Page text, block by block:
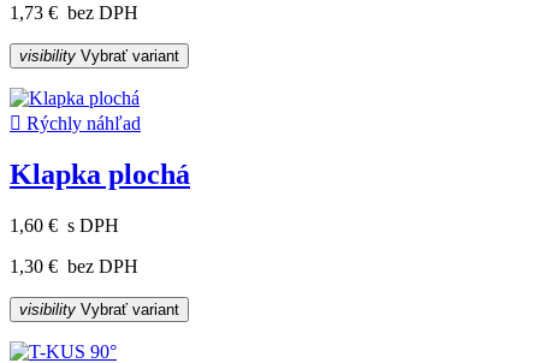
1,73 € bez DPH
visibility Vybrať variant
 Rýchly náhľad
Klapka plochá
1,60 € s DPH
1,30 € bez DPH
visibility Vybrať variant